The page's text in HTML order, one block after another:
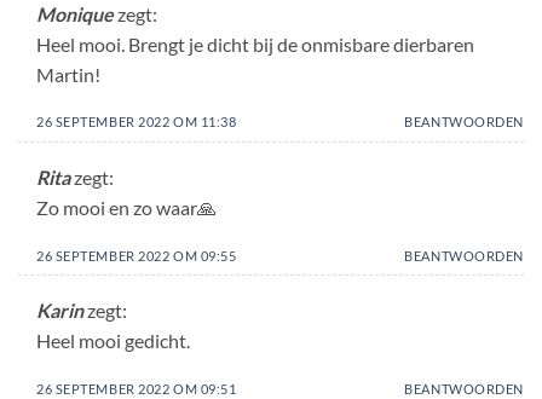
Moniquezegt:
Heel mooi. Brengt je dicht bij de onmisbare dierbaren
Martin!
26 SEPTEMBER 2022 OM 11:38 BEANTWOORDEN
Ritazegt:
Zo mooi en zo waar🙏
26 SEPTEMBER 2022 OM 09:55 BEANTWOORDEN
Karinzegt:
Heel mooi gedicht.
26 SEPTEMBER 2022 OM 09:51 BEANTWOORDEN